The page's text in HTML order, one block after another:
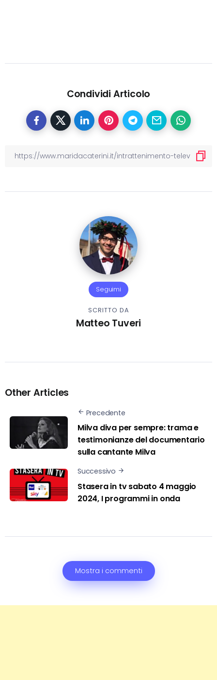
Condividi Articolo
Seguimi
SCRITTO DA
Matteo Tuveri
Other Articles
Precedente
Milva diva per sempre: trama e
testimonianze del documentario
sulla cantante Milva
Successivo
Stasera in tv sabato 4 maggio
2024, I programmi in onda
Mostra i commenti